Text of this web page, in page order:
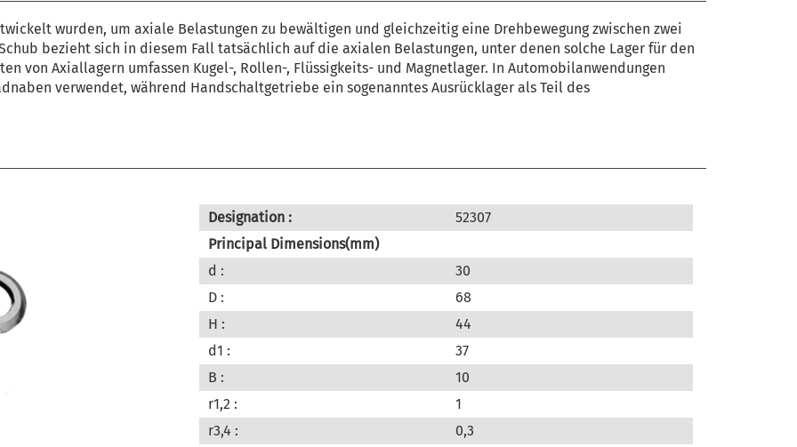
wurden, um axiale Belastungen zu bewältigen und gleichzeitig eine Drehbewegung zwischen zwei
bezieht sich in diesem Fall tatsächlich auf die axialen Belastungen, unter denen solche Lager für den
von Axiallagern umfassen Kugel-, Rollen-, Flüssigkeits- und Magnetlager. In Automobilanwendungen
verwendet, während Handschaltgetriebe ein sogenanntes Ausrücklager als Teil des
Designation :
52307
Principal Dimensions(mm)
d :
30
D :
68
H :
44
d1 :
37
B :
10
r1,2 :
1
r3,4 :
0,3